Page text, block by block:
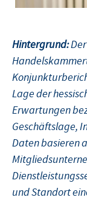
Hintergrund:
Lage der
Erwartungen
Geschäftslage,
Daten basieren
und Standort